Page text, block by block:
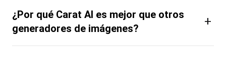
¿Por qué Carat AI es mejor que otros
generadores de imágenes?
+